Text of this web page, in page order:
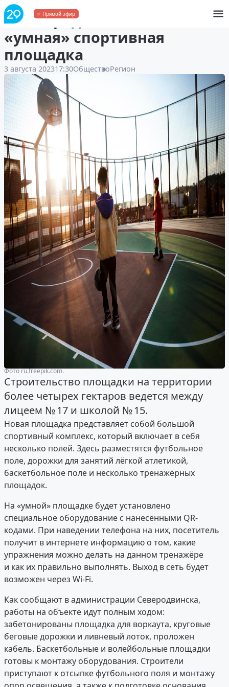
Прямой эфир
В Северодвинске появится
«умная» спортивная
площадка
3 августа 202317:30ОбществоРегион
Фото ru.freepik.com.
Строительство площадки на территории
более четырех гектаров ведется между
лицеем № 17 и школой № 15.
Новая площадка представляет собой большой
спортивный комплекс, который включает в себя
несколько полей. Здесь разместятся футбольное
поле, дорожки для занятий лёгкой атлетикой,
баскетбольное поле и несколько тренажёрных
площадок.
На «умной» площадке будет установлено
специальное оборудование с нанесёнными QR-
кодами. При наведении телефона на них, посетитель
получит в интернете информацию о том, какие
упражнения можно делать на данном тренажёре
и как их правильно выполнять. Выход в сеть будет
возможен через Wi-Fi.
Как сообщают в администрации Северодвинска,
работы на объекте идут полным ходом:
забетонированы площадка для воркаута, круговые
беговые дорожки и ливневый лоток, проложен
кабель. Баскетбольные и волейбольные площадки
готовы к монтажу оборудования. Строители
приступают к отсыпке футбольного поля и монтажу